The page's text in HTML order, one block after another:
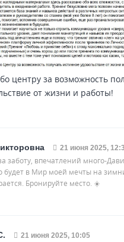
центру за возможность
от жизни и работы!
21 июня 2025,
заботу, впечатлений много-
будет в Мир моей мечты на
Бронируйте место. ☀️
21 июня 2025, 10:05